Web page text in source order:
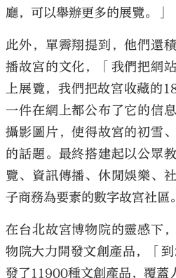
廳，可以舉辦更多的展覽。」
此外，單霽翔提到，他們還
播故宮的文化，「我們把網
上展覽，我們把故宮收藏的
一件在網上都公布了它的信
攝影圖片，使得故宮的初雪
的話題。最終搭建起以公眾
覽、資訊傳播、休閒娛樂、
子商務為要素的數字故宮社區。
在台北故宮博物院的靈感下
物院大力開發文創產品，「
發了11900種文創產品，覆蓋